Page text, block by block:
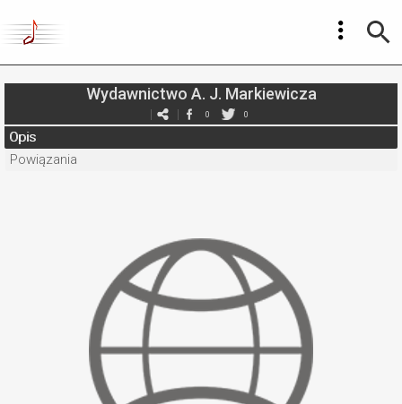
Wydawnictwo A. J. Markiewicza
0 0
Opis
Powiązania